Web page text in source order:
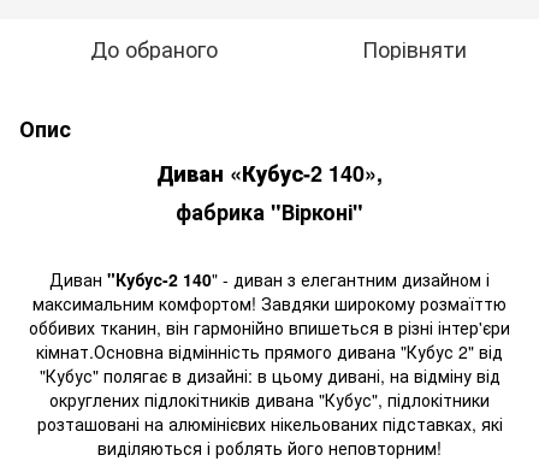
До обраного Порівняти
Опис
Диван «Кубус-2 140»,
фабрика "Вірконі"
Диван "Кубус-2 140" - диван з елегантним дизайном і
максимальним комфортом! Завдяки широкому розмаїттю
оббивих тканин, він гармонійно впишеться в різні інтер'єри
кімнат.Основна відмінність прямого дивана "Кубус 2" від
"Кубус" полягає в дизайні: в цьому дивані, на відміну від
округлених підлокітників дивана "Кубус", підлокітники
розташовані на алюмінієвих нікельованих підставках, які
виділяються і роблять його неповторним!